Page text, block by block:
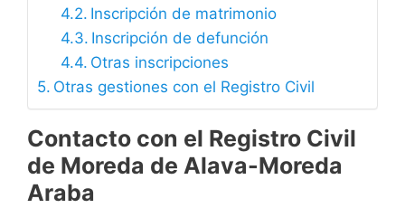
Inscripción de matrimonio
Inscripción de defunción
Otras inscripciones
Otras gestiones con el Registro Civil
Contacto con el Registro Civil
de Moreda de Alava-Moreda
Araba